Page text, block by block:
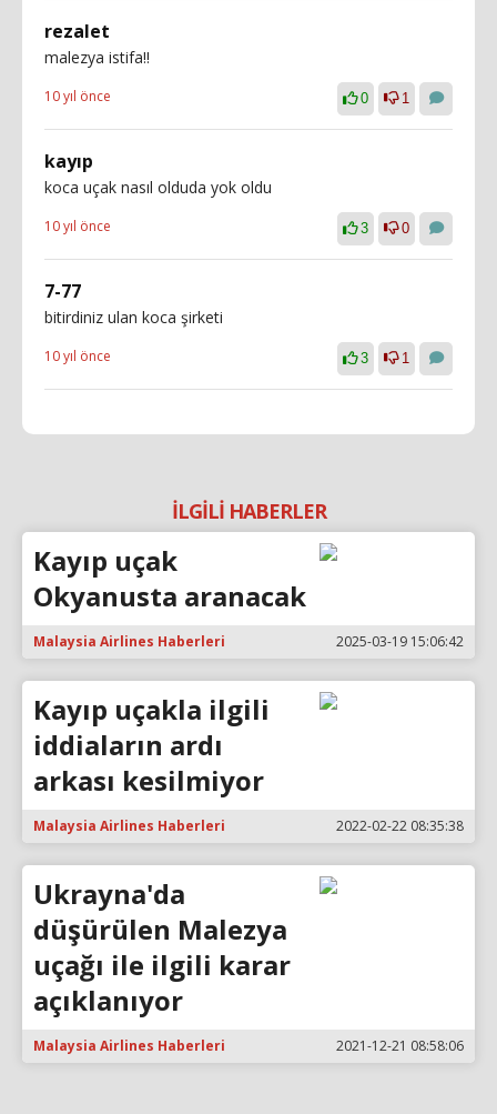
rezalet
malezya istifa!!
10 yıl önce 0 1
kayıp
koca uçak nasıl olduda yok oldu
10 yıl önce 3 0
7-77
bitirdiniz ulan koca şirketi
10 yıl önce 3 1
İLGİLİ HABERLER
Kayıp uçak
Okyanusta aranacak
Malaysia Airlines Haberleri 2025-03-19 15:06:42
Kayıp uçakla ilgili
iddiaların ardı
arkası kesilmiyor
Malaysia Airlines Haberleri 2022-02-22 08:35:38
Ukrayna'da
düşürülen Malezya
uçağı ile ilgili karar
açıklanıyor
Malaysia Airlines Haberleri 2021-12-21 08:58:06